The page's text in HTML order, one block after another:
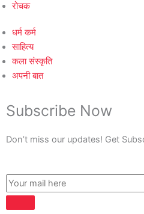
रोचक
धर्म कर्म
साहित्य
कला संस्कृति
अपनी बात
Subscribe Now
Don’t miss our updates! Get